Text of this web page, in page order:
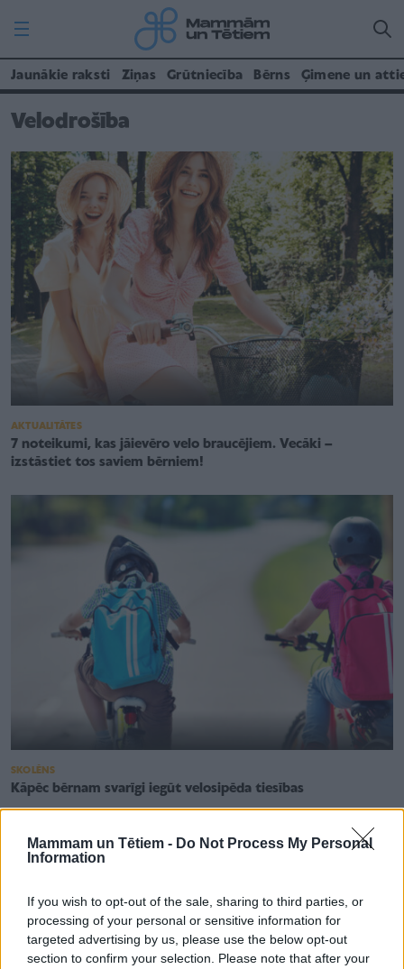
Mammam un Tētiem - Do Not Process My Personal
Information
If you wish to opt-out of the sale, sharing to third parties, or
processing of your personal or sensitive information for
targeted advertising by us, please use the below opt-out
section to confirm your selection. Please note that after your
Jaunākie raksti Ziņas Grūtniecība Bērns Ģimene un
Velodrošība
AKTUALITĀTES
7 noteikumi, kas jāievēro velo braucējiem. Vecāki –
izstāstiet tos saviem bērniem!
SKOLĒNS
Kāpēc bērnam svarīgi iegūt velosipēda tiesības